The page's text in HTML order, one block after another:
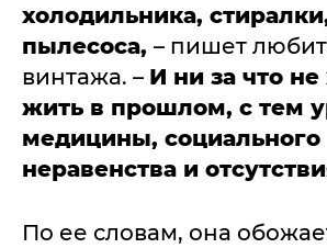
холодильника,
пылесоса, – пишет
винтажа. – И ни за что
жить в прошлом, с тем
медицины, социального
неравенства и
По ее словам, она